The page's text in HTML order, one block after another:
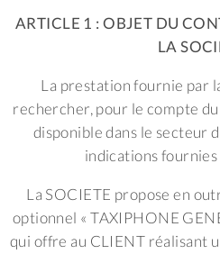
ARTICLE 1 : OBJET DU
LA
La prestation fournie par
rechercher, pour le compte
disponible dans le secteur
indications
La SOCIETE propose en
optionnel «TAXIPHONE
qui offre au CLIENT réalisant